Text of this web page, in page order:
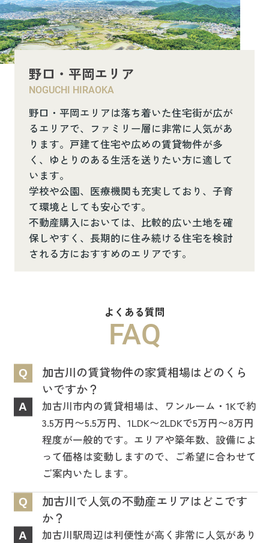
野口・平岡エリア
NOGUCHI HIRAOKA
野口・平岡エリアは落ち着いた住宅街が広が
るエリアで、ファミリー層に非常に人気があ
ります。戸建て住宅や広めの賃貸物件が多
く、ゆとりのある生活を送りたい方に適して
います。
学校や公園、医療機関も充実しており、子育
て環境としても安心です。
不動産購入においては、比較的広い土地を確
保しやすく、長期的に住み続ける住宅を検討
される方におすすめのエリアです。
よくある質問
FAQ
Q
加古川の賃貸物件の家賃相場はどのくら
いですか？
A
加古川市内の賃貸相場は、ワンルーム・1Kで約
3.5万円〜5.5万円、1LDK〜2LDKで5万円〜8万円
程度が一般的です。エリアや築年数、設備によ
って価格は変動しますので、ご希望に合わせて
ご案内いたします。
Q
加古川で人気の不動産エリアはどこです
か？
A
加古川駅周辺は利便性が高く非常に人気があり